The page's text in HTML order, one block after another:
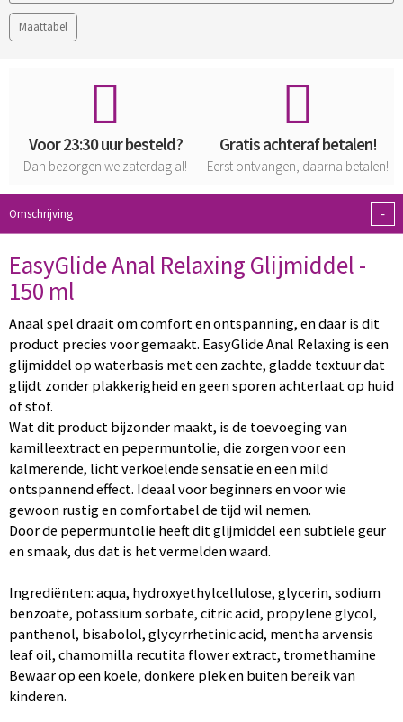
Maattabel
Voor 23:30 uur besteld?
Dan bezorgen we zaterdag al!
Gratis achteraf betalen!
Eerst ontvangen, daarna betalen!
Omschrijving -
EasyGlide Anal Relaxing Glijmiddel -
150 ml
Anaal spel draait om comfort en ontspanning, en daar is dit
product precies voor gemaakt. EasyGlide Anal Relaxing is een
glijmiddel op waterbasis met een zachte, gladde textuur dat
glijdt zonder plakkerigheid en geen sporen achterlaat op huid
of stof.
Wat dit product bijzonder maakt, is de toevoeging van
kamilleextract en pepermuntolie, die zorgen voor een
kalmerende, licht verkoelende sensatie en een mild
ontspannend effect. Ideaal voor beginners en voor wie
gewoon rustig en comfortabel de tijd wil nemen.
Door de pepermuntolie heeft dit glijmiddel een subtiele geur
en smaak, dus dat is het vermelden waard.
Ingrediënten: aqua, hydroxyethylcellulose, glycerin, sodium
benzoate, potassium sorbate, citric acid, propylene glycol,
panthenol, bisabolol, glycyrrhetinic acid, mentha arvensis
leaf oil, chamomilla recutita flower extract, tromethamine
Bewaar op een koele, donkere plek en buiten bereik van
kinderen.